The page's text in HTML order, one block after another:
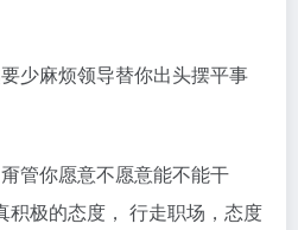
少麻烦领导替你出头摆平事
管你愿意不愿意能不能干
积极的态度， 行走职场，态度